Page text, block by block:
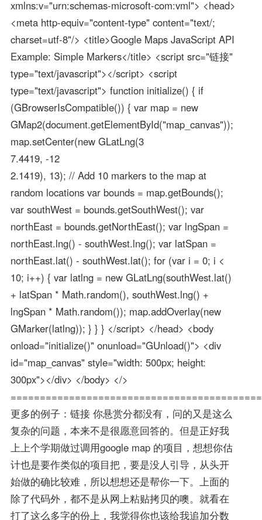
xmlns:v="urn:schemas-microsoft-com:vml"> <head>
<meta http-equiv="content-type" content="text/;
charset=utf-8"/> <title>Google Maps JavaScript API
Example: Simple Markers</title> <script src="链接"
type="text/javascript"></script> <script
type="text/javascript"> function initialize() { if
(GBrowserIsCompatible()) { var map = new
GMap2(document.getElementById("map_canvas"));
map.setCenter(new GLatLng(3
7.4419, -12
2.1419), 13); // Add 10 markers to the map at
random locations var bounds = map.getBounds();
var southWest = bounds.getSouthWest(); var
northEast = bounds.getNorthEast(); var lngSpan =
northEast.lng() - southWest.lng(); var latSpan =
northEast.lat() - southWest.lat(); for (var i = 0; i <
10; i++) { var latlng = new GLatLng(southWest.lat()
+ latSpan * Math.random(), southWest.lng() +
lngSpan * Math.random()); map.addOverlay(new
GMarker(latlng)); } } } </script> </head> <body
onload="initialize()" onunload="GUnload()"> <div
id="map_canvas" style="width: 500px; height:
300px"></div> </body> </>
更多的例子：链接 你悬赏分都没有，问的又是这么
复杂的问题，本来不是很愿意回答的。但是正好我
上上个学期做过调用google map 的项目，想想你估
计也是要作类似的项目把，要是没人引导，从头开
始做的确比较难，所以想想还是帮你一下。上面的
除了代码外，都不是从网上粘贴拷贝的噢。就看在
打了这么多字的份上，我觉得你也该给我追加分数